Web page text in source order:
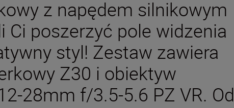
z napędem silnikowym
Ci poszerzyć pole widzenia
styl! Zestaw zawiera
Z30 i obiektyw
28mm f/3.5-5.6 PZ VR. Od